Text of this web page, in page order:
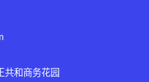
共和商务花园